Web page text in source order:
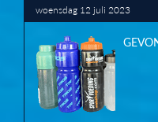
woensdag 12 juli 2023